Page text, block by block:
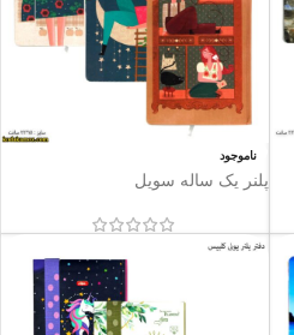
ناموجود
پلنر یک ساله سویل